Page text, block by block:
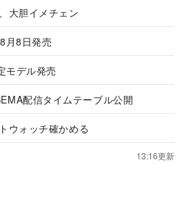
大胆イメチェン
月8日発売
モデル発売
配信タイムテーブル公開
ウォッチ確かめる
13:16更新